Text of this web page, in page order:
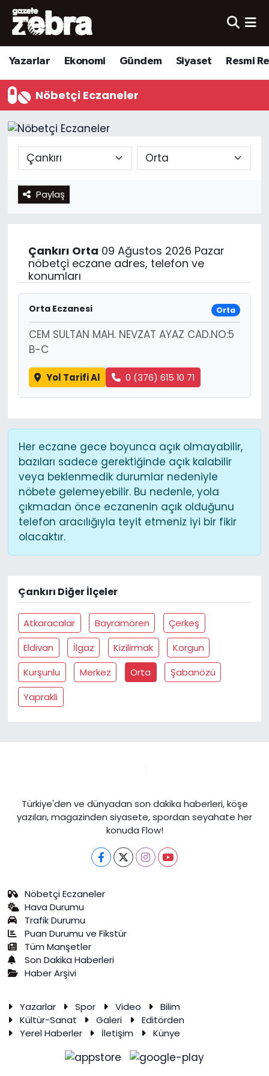
Yazarlar Ekonomi Gündem Siyaset Resmi
Nöbetçi Eczaneler
Paylaş
Çankırı Orta 09 Ağustos 2026 Pazar
nöbetçi eczane adres, telefon ve
konumları
Orta Eczanesi Orta
CEM SULTAN MAH. NEVZAT AYAZ CAD.NO:5
B-C
Yol Tarifi Al 0 (376) 615 10 71
Her eczane gece boyunca açık olmayabilir,
bazıları sadece gerektiğinde açık kalabilir
veya beklenmedik durumlar nedeniyle
nöbete gelemeyebilir. Bu nedenle, yola
çıkmadan önce eczanenin açık olduğunu
telefon aracılığıyla teyit etmeniz iyi bir fikir
olacaktır.
Çankırı Diğer İlçeler
Atkaracalar Bayramören
Çerkeş
Eldivan
İlgaz Kizilirmak
Korgun
Kurşunlu
Merkez Orta
Şabanözü
Yaprakli
Türkiye'den ve dünyadan son dakika haberleri, köşe
yazıları, magazinden siyasete, spordan seyahate her
konuda Flow!
Nöbetçi Eczaneler
Hava Durumu
Trafik Durumu
Puan Durumu ve Fikstür
Tüm Manşetler
Son Dakika Haberleri
Haber Arşivi
Yazarlar Spor Video
Bilim
Kültür-Sanat
Galeri
Editörden
Yerel Haberler
İletişim Künye
Yazarlar
Ekonomi
Kültür-Sanat
Yerel
Spor
Nöbetçi Eczaneler
Hava Durumu
Trafik Durumu
Süper Lig Puan Durumu ve Fikstür
Tüm Manşetler
Son Dakika Haberleri